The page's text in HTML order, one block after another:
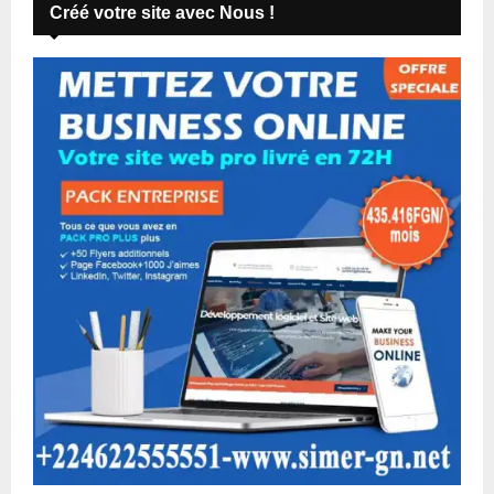
Créé votre site avec Nous !